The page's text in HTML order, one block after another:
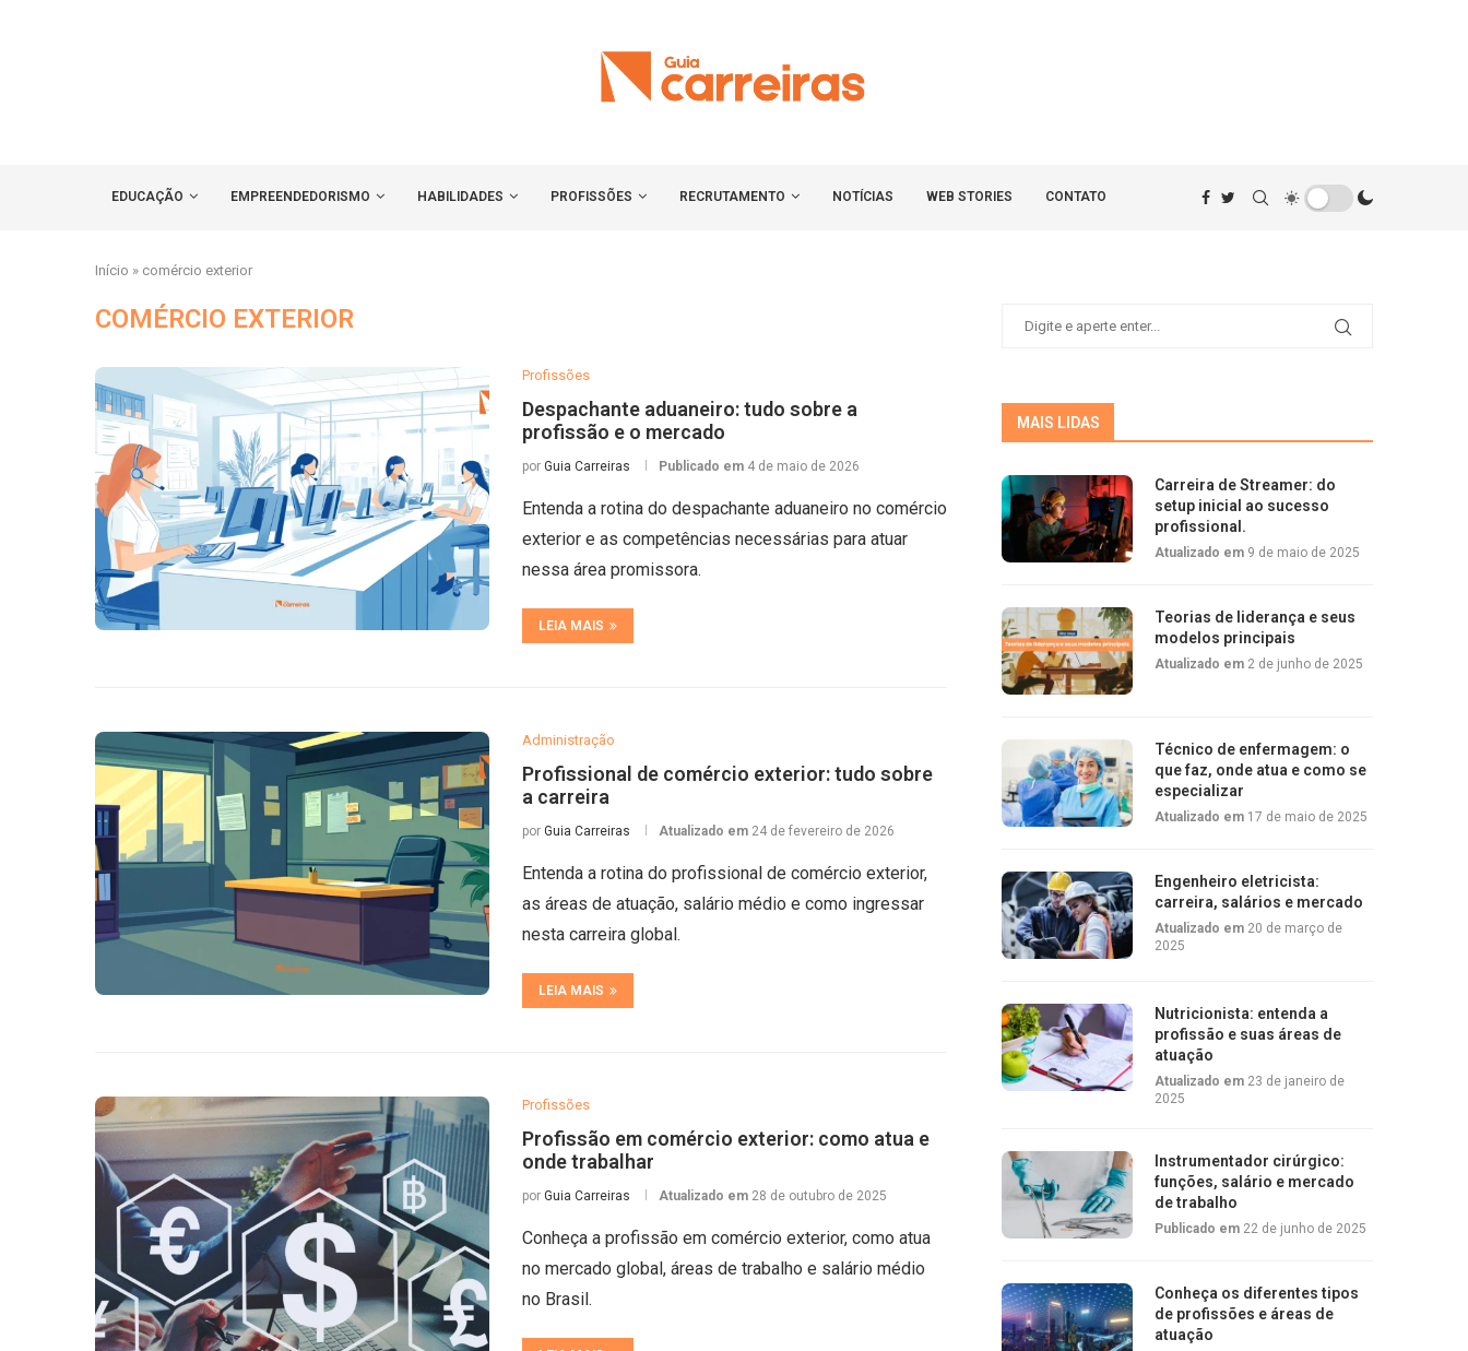
EDUCAÇÃO EMPREENDEDORISMO HABILIDADES PROFISSÕES RECRUTAMENTO NOTÍCIAS WEB STORIES CONTATO
Início » comércio exterior
COMÉRCIO EXTERIOR
Profissões
Despachante aduaneiro: tudo sobre a
profissão e o mercado
por Guia Carreiras Publicado em 4 de maio de 2026
Entenda a rotina do despachante aduaneiro no comércio
exterior e as competências necessárias para atuar
nessa área promissora.
LEIA MAIS
Administração
Profissional de comércio exterior: tudo sobre
a carreira
por Guia Carreiras Atualizado em 24 de fevereiro de 2026
Entenda a rotina do profissional de comércio exterior,
as áreas de atuação, salário médio e como ingressar
nesta carreira global.
LEIA MAIS
Profissões
Profissão em comércio exterior: como atua e
onde trabalhar
por Guia Carreiras Atualizado em 28 de outubro de 2025
Conheça a profissão em comércio exterior, como atua
no mercado global, áreas de trabalho e salário médio
no Brasil.
MAIS LIDAS
Carreira de Streamer: do
setup inicial ao sucesso
profissional.
Atualizado em 9 de maio de 2025
Teorias de liderança e seus
modelos principais
Atualizado em 2 de junho de 2025
Técnico de enfermagem: o
que faz, onde atua e como se
especializar
Atualizado em 17 de maio de 2025
Engenheiro eletricista:
carreira, salários e mercado
Atualizado em 20 de março de
2025
Nutricionista: entenda a
profissão e suas áreas de
atuação
Atualizado em 23 de janeiro de
2025
Instrumentador cirúrgico:
funções, salário e mercado
de trabalho
Publicado em 22 de junho de 2025
Conheça os diferentes tipos
de profissões e áreas de
atuação